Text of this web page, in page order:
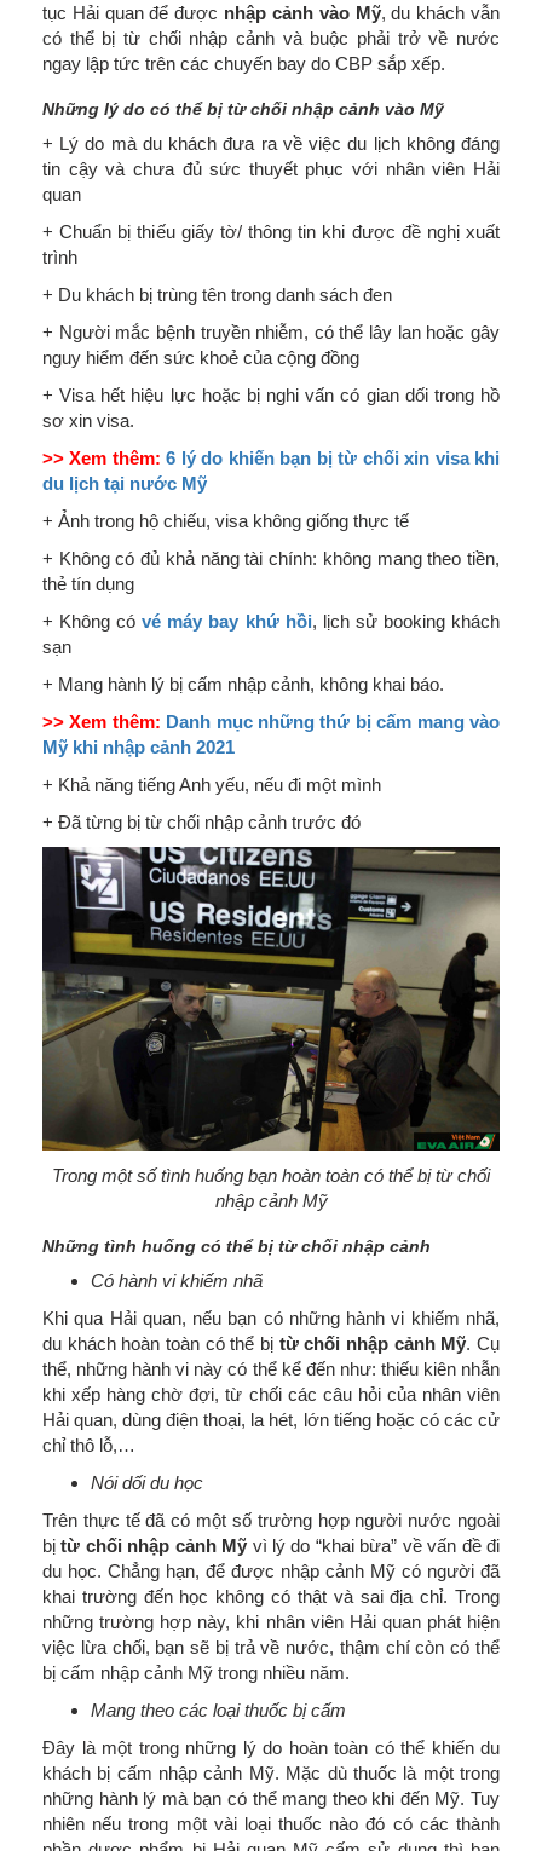
tục Hải quan để được nhập cảnh vào Mỹ, du khách vẫn
có thể bị từ chối nhập cảnh và buộc phải trở về nước
ngay lập tức trên các chuyến bay do CBP sắp xếp.
Những lý do có thể bị từ chối nhập cảnh vào Mỹ
+ Lý do mà du khách đưa ra về việc du lịch không đáng
tin cậy và chưa đủ sức thuyết phục với nhân viên Hải
quan
+ Chuẩn bị thiếu giấy tờ/ thông tin khi được đề nghị xuất
trình
+ Du khách bị trùng tên trong danh sách đen
+ Người mắc bệnh truyền nhiễm, có thể lây lan hoặc gây
nguy hiểm đến sức khoẻ của cộng đồng
+ Visa hết hiệu lực hoặc bị nghi vấn có gian dối trong hồ
sơ xin visa.
>> Xem thêm: 6 lý do khiến bạn bị từ chối xin visa khi
du lịch tại nước Mỹ
+ Ảnh trong hộ chiếu, visa không giống thực tế
+ Không có đủ khả năng tài chính: không mang theo tiền,
thẻ tín dụng
+ Không cóvé máy bay khứ hồi, lịch sử booking khách
sạn
+ Mang hành lý bị cấm nhập cảnh, không khai báo.
>> Xem thêm: Danh mục những thứ bị cấm mang vào
Mỹ khi nhập cảnh 2021
+ Khả năng tiếng Anh yếu, nếu đi một mình
+ Đã từng bị từ chối nhập cảnh trước đó
Trong một số tình huống bạn hoàn toàn có thể bị từ chối
nhập cảnh Mỹ
Những tình huống có thể bị từ chối nhập cảnh
Có hành vi khiếm nhã
Khi qua Hải quan, nếu bạn có những hành vi khiếm nhã,
du khách hoàn toàn có thể bị từ chối nhập cảnh Mỹ. Cụ
thể, những hành vi này có thể kể đến như: thiếu kiên nhẫn
khi xếp hàng chờ đợi, từ chối các câu hỏi của nhân viên
Hải quan, dùng điện thoại, la hét, lớn tiếng hoặc có các cử
chỉ thô lỗ,…
Nói dối du học
Trên thực tế đã có một số trường hợp người nước ngoài
bịtừ chối nhập cảnh Mỹ vì lý do “khai bừa” về vấn đề đi
du học. Chẳng hạn, để được nhập cảnh Mỹ có người đã
khai trường đến học không có thật và sai địa chỉ. Trong
những trường hợp này, khi nhân viên Hải quan phát hiện
việc lừa chối, bạn sẽ bị trả về nước, thậm chí còn có thể
bị cấm nhập cảnh Mỹ trong nhiều năm.
Mang theo các loại thuốc bị cấm
Đây là một trong những lý do hoàn toàn có thể khiến du
khách bị cấm nhập cảnh Mỹ. Mặc dù thuốc là một trong
những hành lý mà bạn có thể mang theo khi đến Mỹ. Tuy
nhiên nếu trong một vài loại thuốc nào đó có các thành